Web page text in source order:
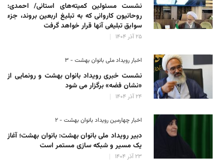
نشست مسئولین کمیته‌های استانی/ احمدی:
روحانیون کاروانی که به تبلیغ اربعین بروند، جزء
سوابق تبلیغی آنها قرار خواهد گرفت
۲۵ آذر ۱۴۰۴
اخبار رویداد ملی بانوان بهشت - ۳
نشست خبری رویداد بانوان بهشت و رونمایی از
«نشان فضه» برگزار می شود
۲۴ آذر ۱۴۰۴
اخبار چهارمین رویداد بانوان بهشت - ۲
دبیر رویداد ملی بانوان بهشت: بانوان بهشت؛ آغاز
یک مسیر و شبکه سازی مستمر است
۲۳ آذر ۱۴۰۴